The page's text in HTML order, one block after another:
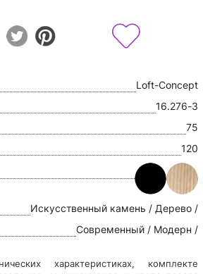
Loft-Concept
16.276-3
75
120
Искусственный камень / Дерево /
Современный / Модерн /